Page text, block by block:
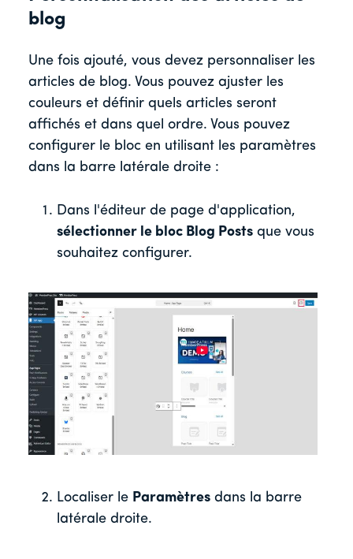
blog
Une fois ajouté, vous devez personnaliser les
articles de blog. Vous pouvez ajuster les
couleurs et définir quels articles seront
affichés et dans quel ordre. Vous pouvez
configurer le bloc en utilisant les paramètres
dans la barre latérale droite :
Dans l'éditeur de page d'application,
sélectionner le bloc Blog Posts que vous
souhaitez configurer.
Localiser le Paramètres dans la barre
latérale droite.